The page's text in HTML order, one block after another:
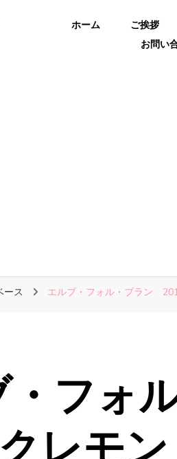
ホーム ご挨拶
お問い
ース エルブ・フォル・ブラン
・フォ